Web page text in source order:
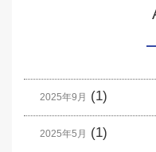
2025年9月 (1)
2025年5月 (1)